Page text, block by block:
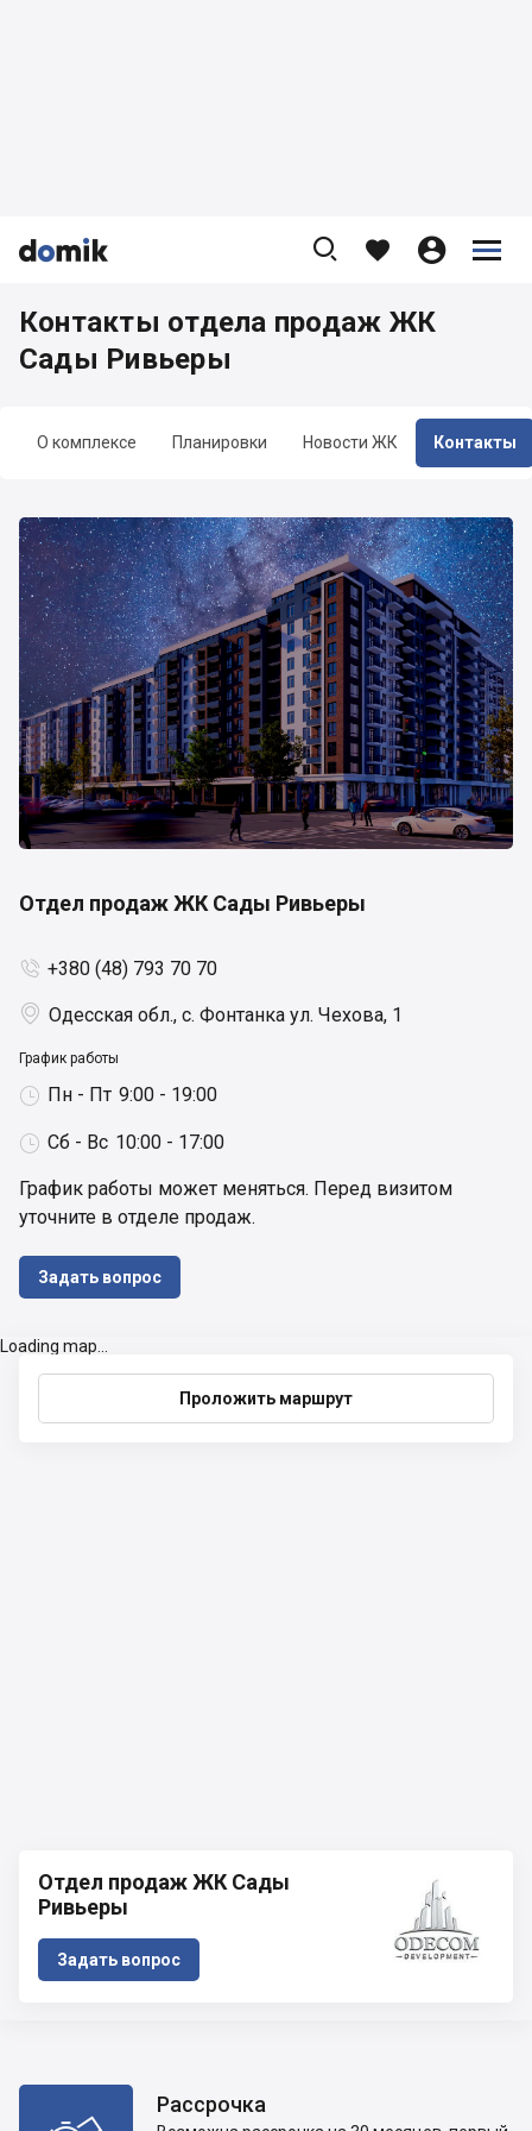


    


О комплексе Планировки Новости ЖК Контакты
Контакты отдела продаж ЖК
Сады Ривьеры
Отдел продаж ЖК Сады Ривьеры
 +380 (48) 793 70 70
 Одесская обл., с. Фонтанка ул. Чехова, 1
График работы
 Пн - Пт 9:00 - 19:00
 Сб - Вс 10:00 - 17:00
График работы может меняться. Перед визитом
уточните в отделе продаж.
Задать вопрос
Loading map...
Проложить маршрут
Отдел продаж ЖК Сады
Ривьеры
Задать вопрос
Рассрочка